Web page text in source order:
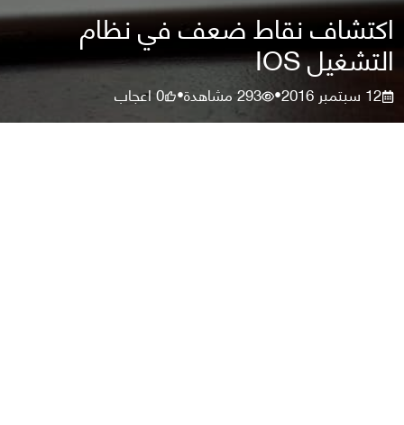
اكتشاف نقاط ضعف في نظام
التشغيل IOS
12 سبتمبر 2016 •
293مشاهدة•
0اعجاب